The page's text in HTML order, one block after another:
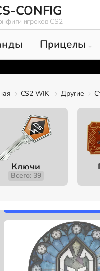
CONFIG
игроков CS2
Прицелы
CS2 WIKI Другие
Ключи
Всего: 39